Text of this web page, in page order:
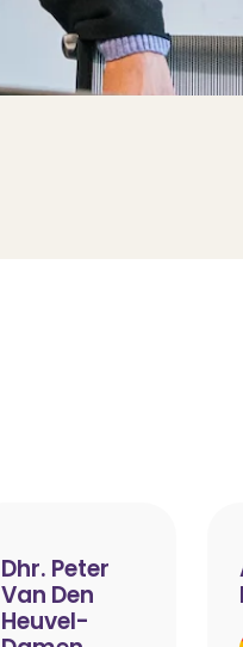
Dhr. Peter
Van Den
Heuvel-